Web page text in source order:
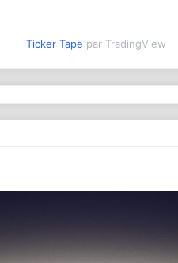
Ticker Tape par TradingView